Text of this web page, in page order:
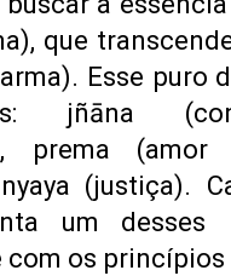
que
Esse puro
jñāna
prema (amor
(justiça).
um desses
os princípios